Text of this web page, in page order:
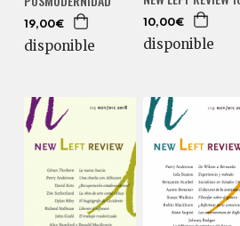
19,00€
disponible
10,00€
disponible